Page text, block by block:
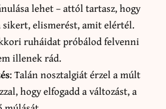
lehet – attól tartasz, hogy
sikert, elismerést, amit elértél.
ruháidat próbálod felvenni
illenek rád.
: Talán nosztalgiát érzel a múlt
hogy elfogadd a változást, a